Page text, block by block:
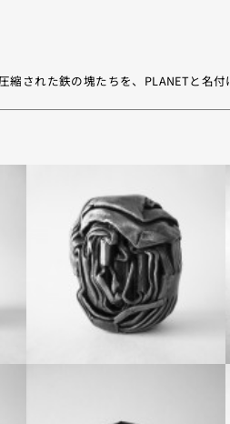
された鉄の塊たちを、PLANETと名